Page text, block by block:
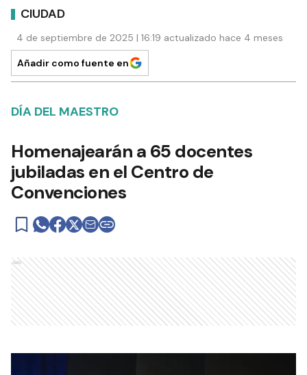
CIUDAD
4 de septiembre de 2025 | 16:19 actualizado hace 4 meses
Añadir como fuente en
DÍA DEL MAESTRO
Homenajearán a 65 docentes
jubiladas en el Centro de
Convenciones
Ads